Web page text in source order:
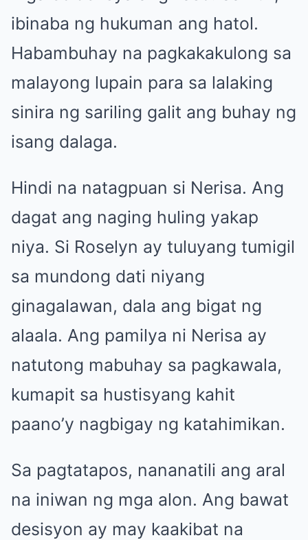
ibinaba ng hukuman ang hatol.
Habambuhay na pagkakakulong sa
malayong lupain para sa lalaking
sinira ng sariling galit ang buhay ng
isang dalaga.
Hindi na natagpuan si Nerisa. Ang
dagat ang naging huling yakap
niya. Si Roselyn ay tuluyang tumigil
sa mundong dati niyang
ginagalawan, dala ang bigat ng
alaala. Ang pamilya ni Nerisa ay
natutong mabuhay sa pagkawala,
kumapit sa hustisyang kahit
paano’y nagbigay ng katahimikan.
Sa pagtatapos, nananatili ang aral
na iniwan ng mga alon. Ang bawat
desisyon ay may kaakibat na